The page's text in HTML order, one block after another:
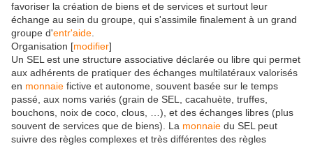
favoriser la création de biens et de services et surtout leur
échange au sein du groupe, qui s'assimile finalement à un grand
groupe d'entr'aide.
Organisation [modifier]
Un SEL est une structure associative déclarée ou libre qui permet
aux adhérents de pratiquer des échanges multilatéraux valorisés
en monnaie fictive et autonome, souvent basée sur le temps
passé, aux noms variés (grain de SEL, cacahuète, truffes,
bouchons, noix de coco, clous, …), et des échanges libres (plus
souvent de services que de biens). La monnaie du SEL peut
suivre des règles complexes et très différentes des règles